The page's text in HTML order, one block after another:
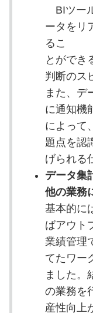
BIツー
ータをリ
るこ
とができ
判断のス
また、デ
に通知機
によって
題点を認
げられる
データ集
他の業務
基本的に
ばアウト
業績管理
てたワー
ました。
の業務を
産性向上